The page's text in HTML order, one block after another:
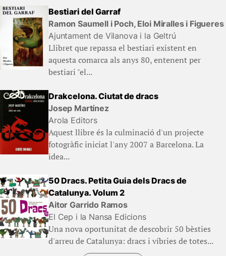
Bestiari del Garraf
Ramon Saumell i Poch, Eloi Miralles i Figueres
Ajuntament de Vilanova i la Geltrú
Llibret que repassa el bestiari existent en
aquesta comarca als anys 80, entenent per
bestiari "el...
Drakcelona. Ciutat de dracs
Josep Martínez
Arola Editors
Aquest llibre és la culminació d'un projecte
fotogràfic iniciat l'any 2007 a Barcelona. La
idea...
50 Dracs. Petita Guia dels Dracs de
Catalunya. Volum 2
Aitor Garrido Ramos
El Cep i la Nansa Edicions
Una nova oportunitat de descobrir 50 bèsties
d'arreu de Catalunya: dracs i víbries de totes...